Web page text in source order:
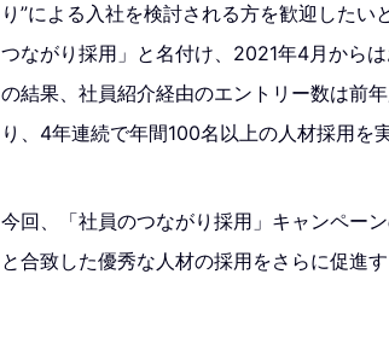
り”による入社を検討される方を歓迎した
つながり採用」と名付け、2021年4月から
の結果、社員紹介経由のエントリー数は前
り、4年連続で年間100名以上の人材採用を
今回、「社員のつながり採用」キャンペー
と合致した優秀な人材の採用をさらに促進す